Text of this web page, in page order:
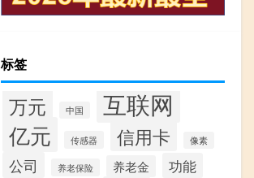
标签
万元 中国 互联网
亿元 传感器 信用卡 像素
公司 养老保险 养老金 功能